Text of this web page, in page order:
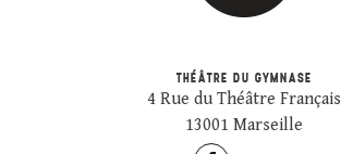
THÉÂTRE DU GYMNASE
4 Rue du Théâtre Français
13001 Marseille